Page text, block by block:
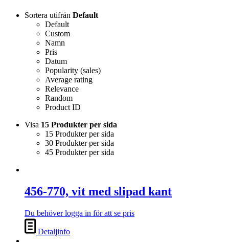
Sortera utifrån Default
Default
Custom
Namn
Pris
Datum
Popularity (sales)
Average rating
Relevance
Random
Product ID
Visa 15 Produkter per sida
15 Produkter per sida
30 Produkter per sida
45 Produkter per sida
456-770, vit med slipad kant
Du behöver logga in för att se pris
Detaljinfo